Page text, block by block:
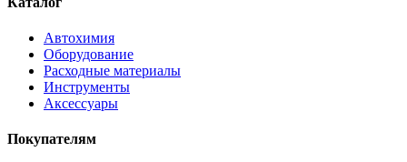
Автохимия
Оборудование
Расходные материалы
Инструменты
Аксессуары
Покупателям